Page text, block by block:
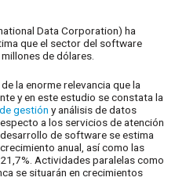
Data Corporation) ha
que el sector del software
de dólares.
la enorme relevancia que la
y en este estudio se constata la
gestión y análisis de datos
a los servicios de atención
de software se estima
anual, así como las
Actividades paralelas como
se situarán en crecimientos